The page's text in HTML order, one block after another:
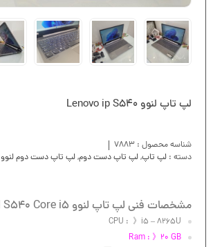
لپ تاپ لنوو Lenovo ip S540
شناسه محصول : 7883
دسته : لپ تاپ,لپ تاپ دست دوم,لپ تاپ دست دوم لنوو
مشخصات فنی لپ تاپ لنوو Ideapad S540 Core i5
CPU : 》i5 – 8265U
Ram : 》20 GB